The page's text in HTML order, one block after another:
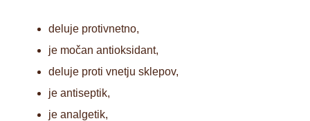
deluje protivnetno,
je močan antioksidant,
deluje proti vnetju sklepov,
je antiseptik,
je analgetik,